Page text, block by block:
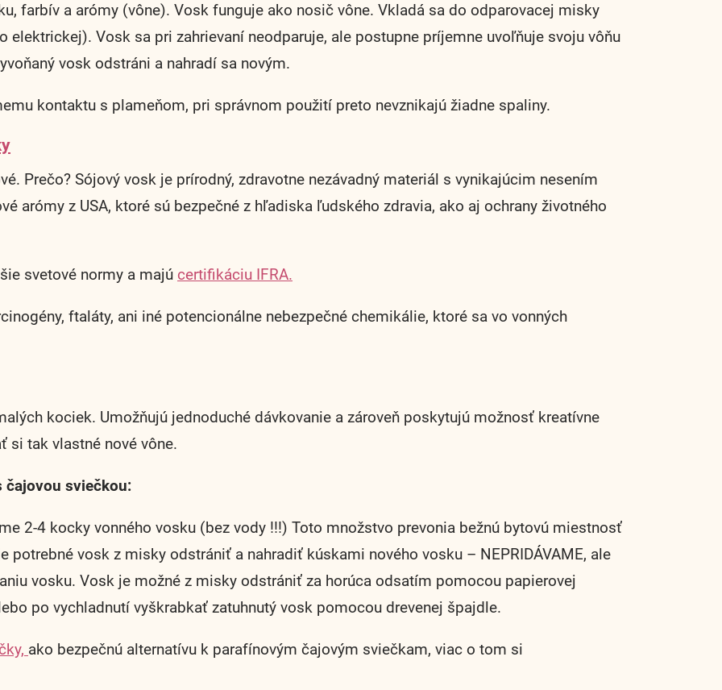
farbív a arómy (vône). Vosk funguje ako nosič vône. Vkladá sa do odparovacej misky
Vosk sa pri zahrievaní neodparuje, ale postupne príjemne uvoľňuje svoju vôňu
vosk odstráni a nahradí sa novým.
kontaktu s plameňom, pri správnom použití preto nevznikajú žiadne spaliny.
Prečo? Sójový vosk je prírodný, zdravotne nezávadný materiál s vynikajúcim nesením
arómy z USA, ktoré sú bezpečné z hľadiska ľudského zdravia, ako aj ochrany životného
svetové normy a majú certifikáciu IFRA.
ftaláty, ani iné potencionálne nebezpečné chemikálie, ktoré sa vo vonných
kociek. Umožňujú jednoduché dávkovanie a zároveň poskytujú možnosť kreatívne
si tak vlastné nové vône.
čajovou sviečkou:
2-4 kocky vonného vosku (bez vody !!!) Toto množstvo prevonia bežnú bytovú miestnosť
potrebné vosk z misky odstrániť a nahradiť kúskami nového vosku – NEPRIDÁVAME, ale
vosku. Vosk je možné z misky odstrániť za horúca odsatím pomocou papierovej
po vychladnutí vyškrabkať zatuhnutý vosk pomocou drevenej špajdle.
ako bezpečnú alternatívu k parafínovým čajovým sviečkam, viac o tom si